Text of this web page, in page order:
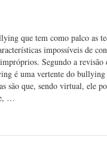
que tem como palco as
impossíveis de
Segundo a
é uma vertente do bullying
são que, sendo virtual, ele
…